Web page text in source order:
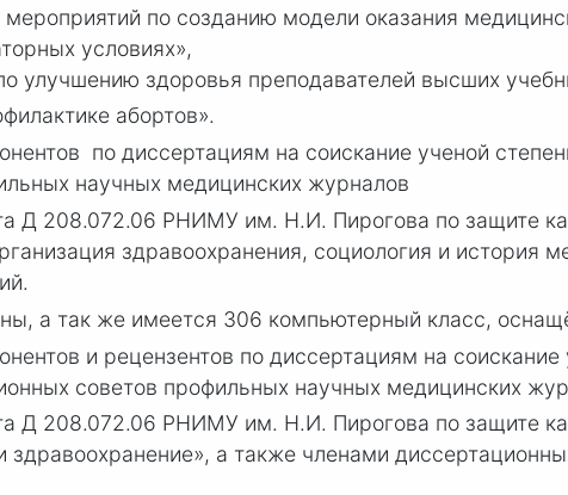
по созданию модели оказания
условиях»,
здоровья преподавателей высших
абортов».
по диссертациям на соискание ученой
научных медицинских журналов
Д 208.072.06 РНИМУ им. Н.И. Пирогова по защите
здравоохранения, социология и история
а так же имеется 306 компьютерный класс,
и рецензентов по диссертациям на соискание
советов профильных научных медицинских
Д 208.072.06 РНИМУ им. Н.И. Пирогова по защите
а также членами